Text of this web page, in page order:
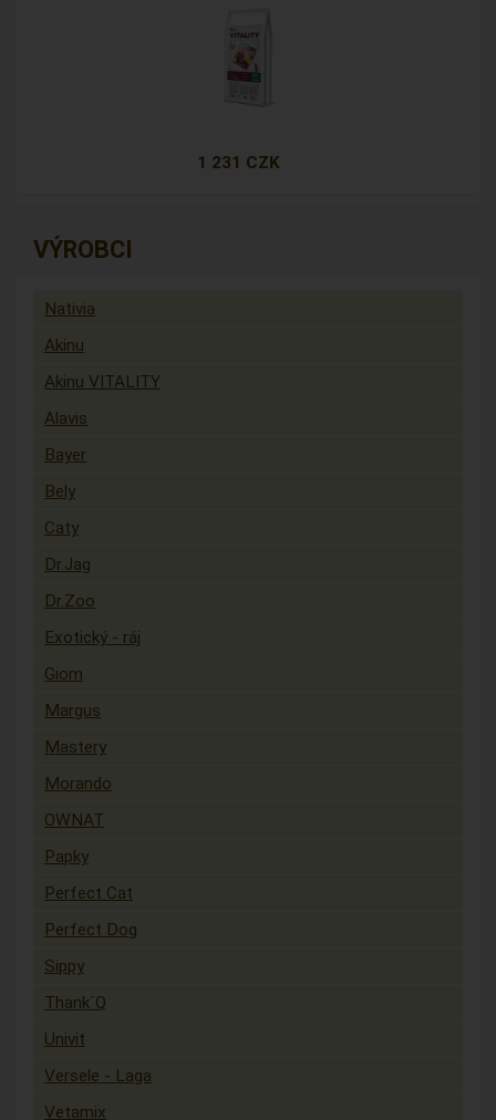
1 231 CZK
VÝROBCI
Nativia
Akinu
Akinu VITALITY
Alavis
Bayer
Bely
Caty
Dr.Jag
Dr.Zoo
Exotický - ráj
Giom
Margus
Mastery
Morando
OWNAT
Papky
Perfect Cat
Perfect Dog
Sippy
Thank´Q
Univit
Versele - Laga
Vetamix